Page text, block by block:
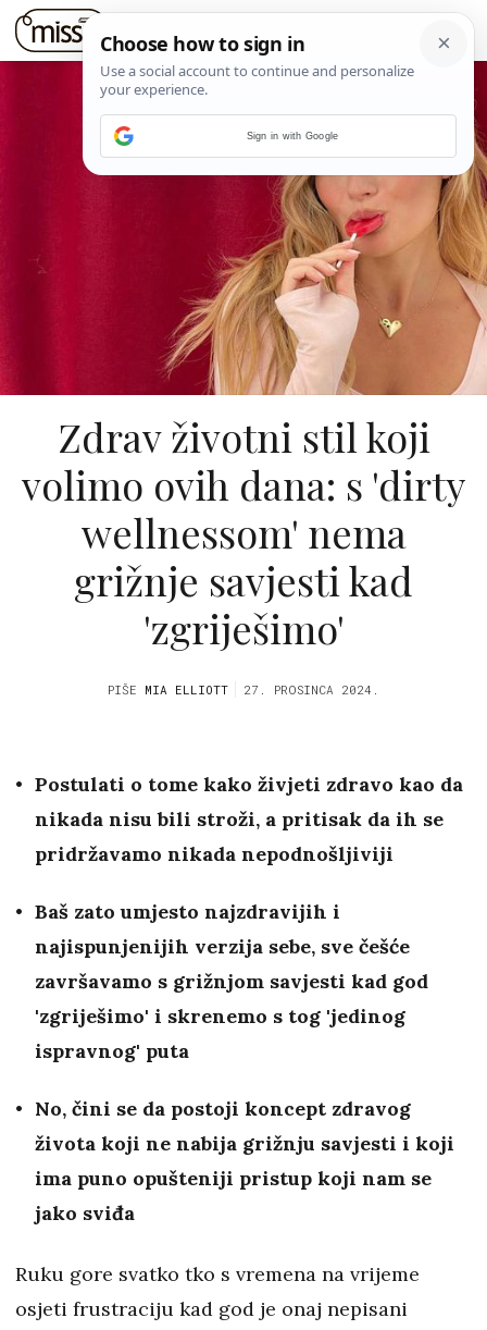
Zdrav životni stil koji
volimo ovih dana: s 'dirty
wellnessom' nema
grižnje savjesti kad
'zgriješimo'
PIŠE MIA ELLIOTT 27. PROSINCA 2024.
Postulati o tome kako živjeti zdravo kao da
nikada nisu bili stroži, a pritisak da ih se
pridržavamo nikada nepodnošljiviji
Baš zato umjesto najzdravijih i
najispunjenijih verzija sebe, sve češće
završavamo s grižnjom savjesti kad god
'zgriješimo' i skrenemo s tog 'jedinog
ispravnog' puta
No, čini se da postoji koncept zdravog
života koji ne nabija grižnju savjesti i koji
ima puno opušteniji pristup koji nam se
jako sviđa
Ruku gore svatko tko s vremena na vrijeme
osjeti frustraciju kad god je onaj nepisani
Sign in with Google